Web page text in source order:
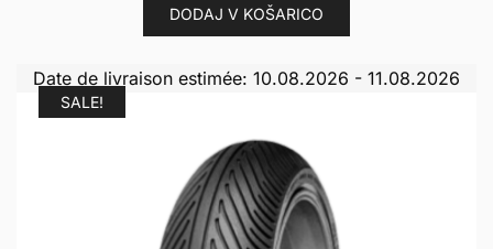
DODAJ V KOŠARICO
Date de livraison estimée: 10.08.2026 - 11.08.2026
SALE!